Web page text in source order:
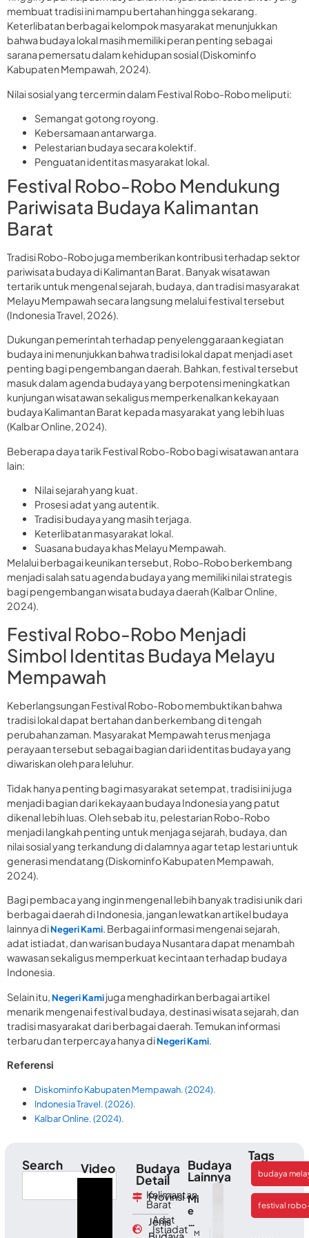
membuat tradisi ini mampu bertahan hingga sekarang.
Keterlibatan berbagai kelompok masyarakat menunjukkan
bahwa budaya lokal masih memiliki peran penting sebagai
sarana pemersatu dalam kehidupan sosial (Diskominfo
Kabupaten Mempawah, 2024).
Nilai sosial yang tercermin dalam Festival Robo-Robo meliputi:
Semangat gotong royong.
Kebersamaan antarwarga.
Pelestarian budaya secara kolektif.
Penguatan identitas masyarakat lokal.
Festival Robo-Robo Mendukung
Pariwisata Budaya Kalimantan
Barat
Tradisi Robo-Robo juga memberikan kontribusi terhadap sektor
pariwisata budaya di Kalimantan Barat. Banyak wisatawan
tertarik untuk mengenal sejarah, budaya, dan tradisi masyarakat
Melayu Mempawah secara langsung melalui festival tersebut
(Indonesia Travel, 2026).
Dukungan pemerintah terhadap penyelenggaraan kegiatan
budaya ini menunjukkan bahwa tradisi lokal dapat menjadi aset
penting bagi pengembangan daerah. Bahkan, festival tersebut
masuk dalam agenda budaya yang berpotensi meningkatkan
kunjungan wisatawan sekaligus memperkenalkan kekayaan
budaya Kalimantan Barat kepada masyarakat yang lebih luas
(Kalbar Online, 2024).
Beberapa daya tarik Festival Robo-Robo bagi wisatawan antara
lain:
Nilai sejarah yang kuat.
Prosesi adat yang autentik.
Tradisi budaya yang masih terjaga.
Keterlibatan masyarakat lokal.
Suasana budaya khas Melayu Mempawah.
Melalui berbagai keunikan tersebut, Robo-Robo berkembang
menjadi salah satu agenda budaya yang memiliki nilai strategis
bagi pengembangan wisata budaya daerah (Kalbar Online,
2024).
Festival Robo-Robo Menjadi
Simbol Identitas Budaya Melayu
Mempawah
Keberlangsungan Festival Robo-Robo membuktikan bahwa
tradisi lokal dapat bertahan dan berkembang di tengah
perubahan zaman. Masyarakat Mempawah terus menjaga
perayaan tersebut sebagai bagian dari identitas budaya yang
diwariskan oleh para leluhur.
Tidak hanya penting bagi masyarakat setempat, tradisi ini juga
menjadi bagian dari kekayaan budaya Indonesia yang patut
dikenal lebih luas. Oleh sebab itu, pelestarian Robo-Robo
menjadi langkah penting untuk menjaga sejarah, budaya, dan
nilai sosial yang terkandung di dalamnya agar tetap lestari untuk
generasi mendatang (Diskominfo Kabupaten Mempawah,
2024).
Bagi pembaca yang ingin mengenal lebih banyak tradisi unik dari
berbagai daerah di Indonesia, jangan lewatkan artikel budaya
lainnya diNegeri Kami. Berbagai informasi mengenai sejarah,
adat istiadat, dan warisan budaya Nusantara dapat menambah
wawasan sekaligus memperkuat kecintaan terhadap budaya
Indonesia.
Selain itu, Negeri Kamijuga menghadirkan berbagai artikel
menarik mengenai festival budaya, destinasi wisata sejarah, dan
tradisi masyarakat dari berbagai daerah. Temukan informasi
terbaru dan terpercaya hanya diNegeri Kami.
Referensi
Diskominfo Kabupaten Mempawah. (2024).
Indonesia Travel. (2026).
Kalbar Online. (2024).
Search Video Budaya
Detail
Provinsi
Kalimantan
Barat
Jenis
Adat
Istiadat
Budaya
Lainnya
Mi
e
Kh
as
M
Tags
budaya
festival